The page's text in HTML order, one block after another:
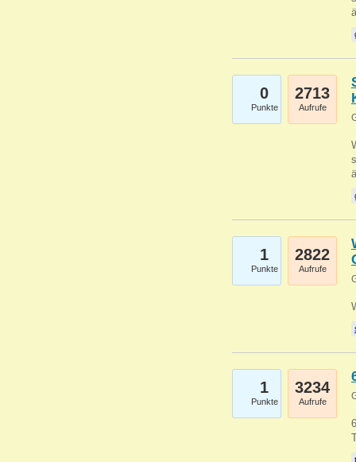
0
Punkte
2713
Aufrufe
1
Punkte
2822
Aufrufe
1
Punkte
3234
Aufrufe